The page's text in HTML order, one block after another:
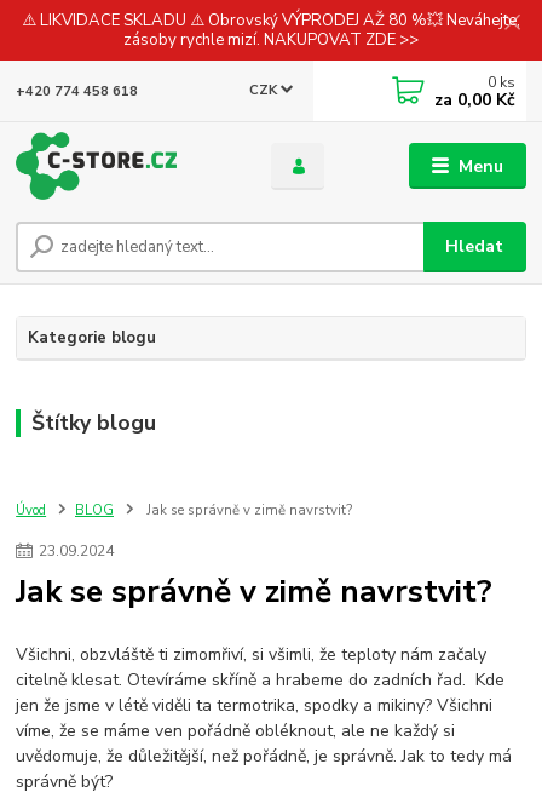
⚠️ LIKVIDACE SKLADU ⚠️ Obrovský VÝPRODEJ AŽ 80 %💥 Neváhejte,
zásoby rychle mizí. NAKUPOVAT ZDE >>
Menu
CZK
Hledat
+420 774 458 618 0 ks
za 0,00 Kč
Kategorie blogu
Štítky blogu
Úvod BLOG Jak se správně v zimě navrstvit?
23.09.2024
Jak se správně v zimě navrstvit?
Všichni, obzvláště ti zimomřiví, si všimli, že teploty nám začaly
citelně klesat. Otevíráme skříně a hrabeme do zadních řad. Kde
jen že jsme v létě viděli ta termotrika, spodky a mikiny? Všichni
víme, že se máme ven pořádně obléknout, ale ne každý si
uvědomuje, že důležitější, než pořádně, je správně. Jak to tedy má
správně být?